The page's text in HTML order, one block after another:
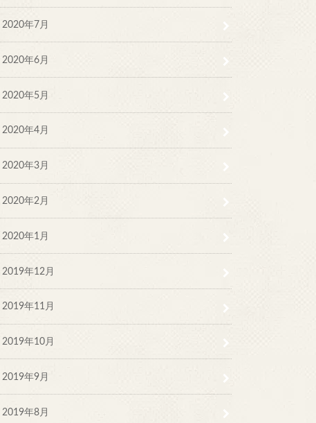
2020年7月
2020年6月
2020年5月
2020年4月
2020年3月
2020年2月
2020年1月
2019年12月
2019年11月
2019年10月
2019年9月
2019年8月